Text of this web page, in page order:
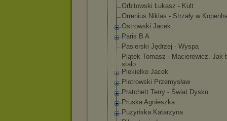
Orbitowski Łukasz - Kult
Orrenius Niklas - Strzały w
Ostrowski Jacek
Paris B A
Pasierski Jędrzej - Wyspa
Piątek Tomasz - Macierewicz. Jak
stało
Piekiełko Jacek
Piotrowski Przemysław
Pratchett Terry - Świat Dysku
Pruska Agnieszka
Puzyńska Katarzyna